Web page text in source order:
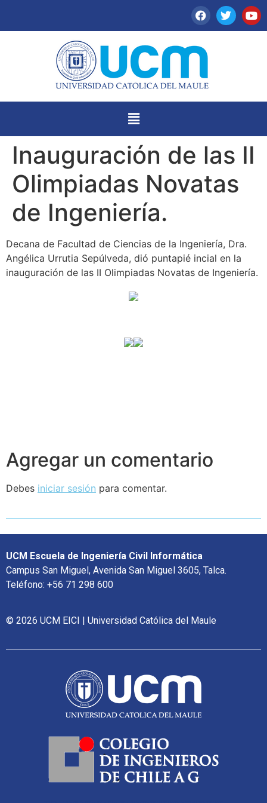
Inauguración de las II
Olimpiadas Novatas
de Ingeniería.
Decana de Facultad de Ciencias de la Ingeniería, Dra.
Angélica Urrutia Sepúlveda, dió puntapié incial en la
inauguración de las II Olimpiadas Novatas de Ingeniería.
Agregar un comentario
Debes iniciar sesión para comentar.
UCM Escuela de Ingeniería Civil Informática
Campus San Miguel, Avenida San Miguel 3605, Talca.
Teléfono: +56 71 298 600
© 2026 UCM EICI | Universidad Católica del Maule